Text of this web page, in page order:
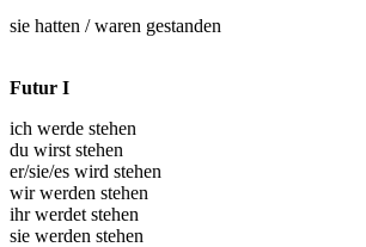
sie hatten / waren gestanden
Futur I
ich werde stehen
du wirst stehen
er/sie/es wird stehen
wir werden stehen
ihr werdet stehen
sie werden stehen